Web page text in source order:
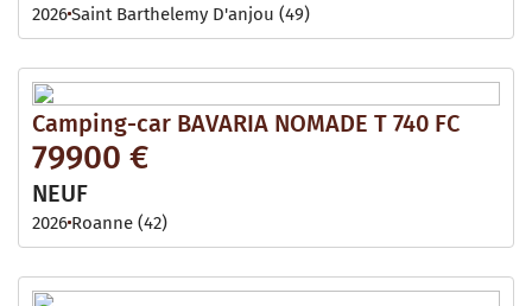
2026Saint Barthelemy D'anjou (49)
Camping-car BAVARIA NOMADE T 740 FC
79900 €
NEUF
2026 Roanne (42)